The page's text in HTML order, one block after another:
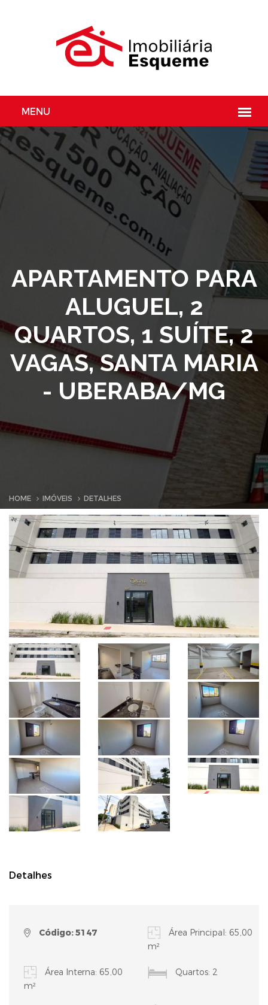
APARTAMENTO PARA
ALUGUEL, 2
QUARTOS, 1 SUÍTE, 2
VAGAS, SANTA MARIA
- UBERABA/MG
HOME IMÓVEIS DETALHES
Detalhes
Código: 5147
Área Principal: 65,00
m²
Área Interna: 65,00
m²
Quartos: 2